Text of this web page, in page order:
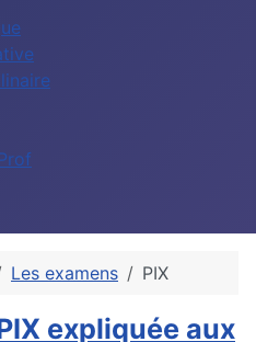
Les examens PIX
expliquée aux